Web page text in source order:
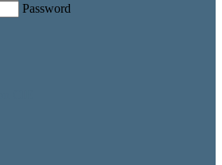
Password